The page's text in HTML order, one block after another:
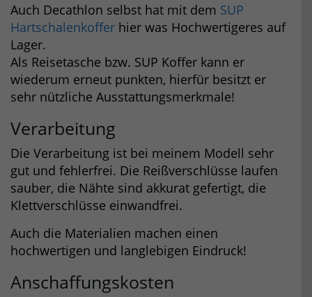
Auch Decathlon selbst hat mit dem SUP
Hartschalenkoffer hier was Hochwertigeres auf
Lager.
Als Reisetasche bzw. SUP Koffer kann er
wiederum erneut punkten, hierfür besitzt er
sehr nützliche Ausstattungsmerkmale!
Verarbeitung
Die Verarbeitung ist bei meinem Modell sehr
gut und fehlerfrei. Die Reißverschlüsse laufen
sauber, die Nähte sind akkurat gefertigt, die
Klettverschlüsse einwandfrei.
Auch die Materialien machen einen
hochwertigen und langlebigen Eindruck!
Anschaffungskosten